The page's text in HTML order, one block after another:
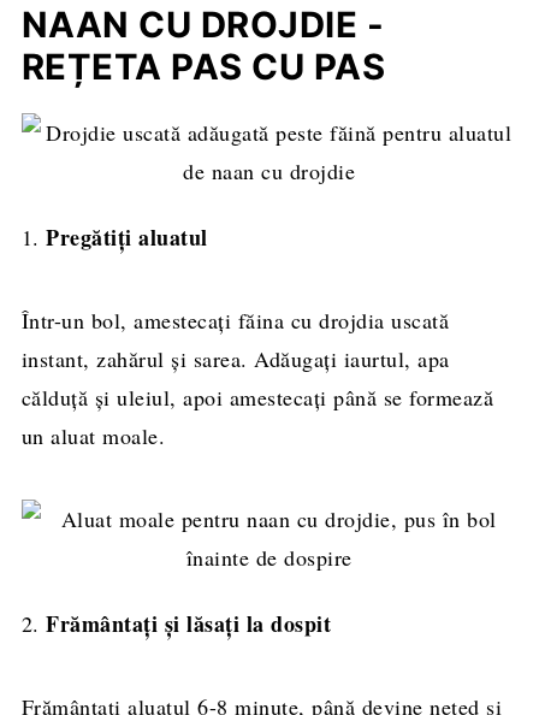
NAAN CU DROJDIE -
REȚETA PAS CU PAS
1.Pregătiți aluatul
Într-un bol, amestecați făina cu drojdia uscată
instant, zahărul și sarea. Adăugați iaurtul, apa
călduță și uleiul, apoi amestecați până se formează
un aluat moale.
2.Frământați și lăsați la dospit
Frământați aluatul 6-8 minute, până devine neted și